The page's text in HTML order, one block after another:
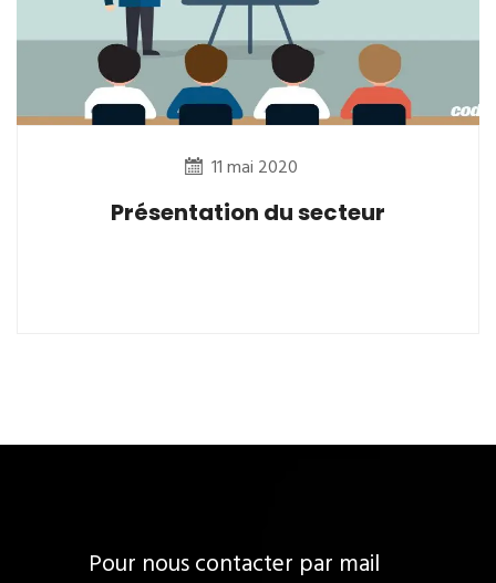
11 mai 2020
Présentation du secteur
Pour nous contacter par mail